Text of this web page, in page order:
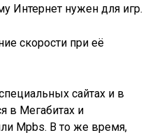
Интернет нужен для игр.
скорости при её
сайтах и в
в Мегабитах и
Mpbs. В то же время,